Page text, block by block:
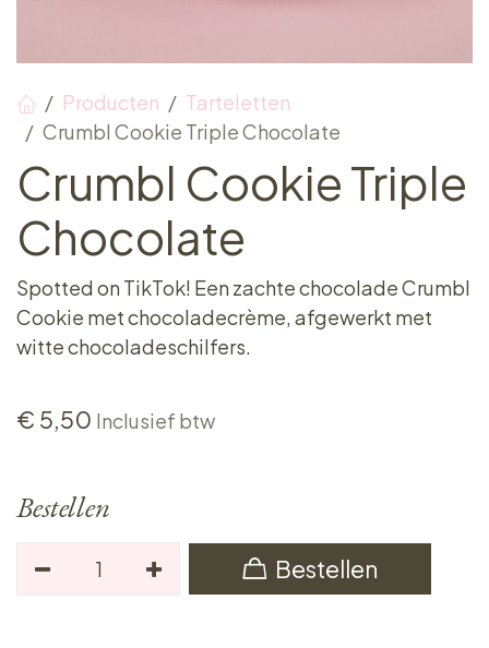
Producten
Tarteletten
Crumbl Cookie Triple Chocolate
Crumbl Cookie Triple
Chocolate
Spotted on TikTok! Een zachte chocolade Crumbl
Cookie met chocoladecrème, afgewerkt met
witte chocoladeschilfers.
€ 5,50 Inclusief btw
Bestellen
Bestellen